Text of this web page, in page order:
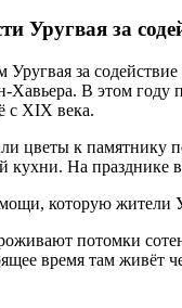
за
Уругвая за
В этом году
с XIX века.
цветы к памятнику
На празднике
которую жители
потомки
время там живёт